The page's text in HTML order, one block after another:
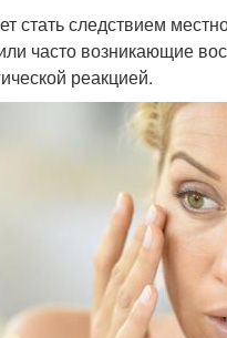
стать следствием
часто возникающие
реакцией.